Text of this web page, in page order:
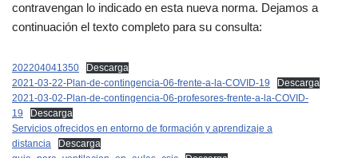
contravengan lo indicado en esta nueva norma. Dejamos a
continuación el texto completo para su consulta:
202204041350
Descarga
2021-03-22-Plan-de-contingencia-06-frente-a-la-COVID-19
Descarga
2021-03-02-Plan-de-contingencia-06-profesores-frente-a-la-COVID-
19
Descarga
Servicios ofrecidos en entorno de formación y aprendizaje a
distancia
Descarga